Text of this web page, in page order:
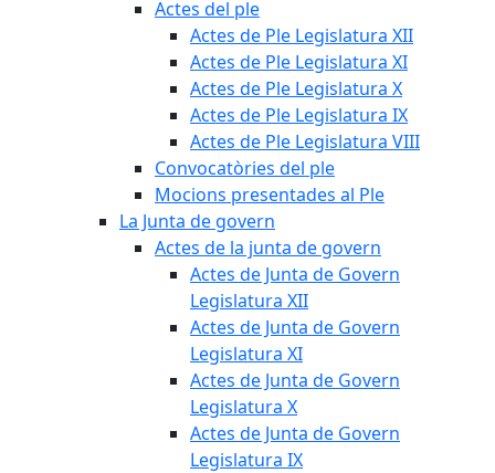
Actes del ple
Actes de Ple Legislatura XII
Actes de Ple Legislatura XI
Actes de Ple Legislatura X
Actes de Ple Legislatura IX
Actes de Ple Legislatura VIII
Convocatòries del ple
Mocions presentades al Ple
La Junta de govern
Actes de la junta de govern
Actes de Junta de Govern
Legislatura XII
Actes de Junta de Govern
Legislatura XI
Actes de Junta de Govern
Legislatura X
Actes de Junta de Govern
Legislatura IX